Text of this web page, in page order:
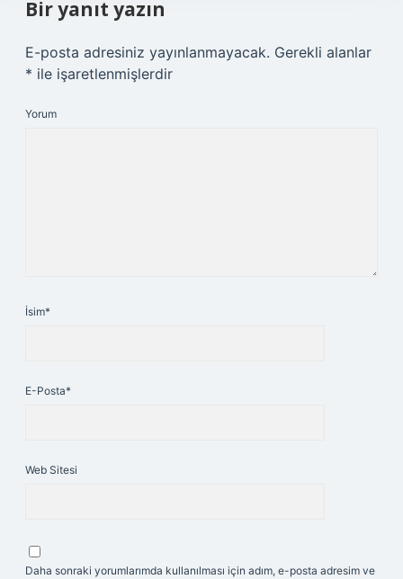
Bir yanıt yazın
E-posta adresiniz yayınlanmayacak. Gerekli alanlar
* ile işaretlenmişlerdir
Yorum
İsim*
E-Posta*
Web Sitesi
Daha sonraki yorumlarımda kullanılması için adım, e-posta adresim ve